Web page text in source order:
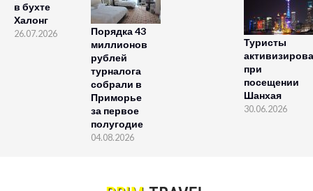
в бухте
Халонг
26.07.2026
Порядка 43
миллионов
рублей
турналога
собрали в
Приморье
за первое
полугодие
04.08.2026
Туристы
при
посещении
Шанхая
30.06.2026